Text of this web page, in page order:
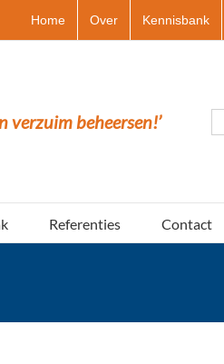
Home Over Kennisbank
verzuim beheersen!’
Referenties Contact